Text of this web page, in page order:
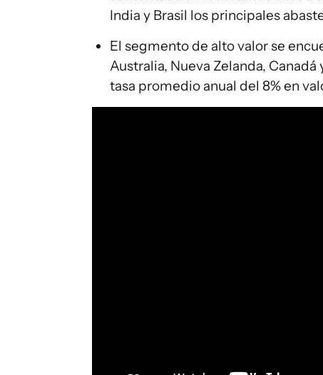
India y Brasil los principales
El segmento de alto valor se
Australia, Nueva Zelanda,
tasa promedio anual del 8% en